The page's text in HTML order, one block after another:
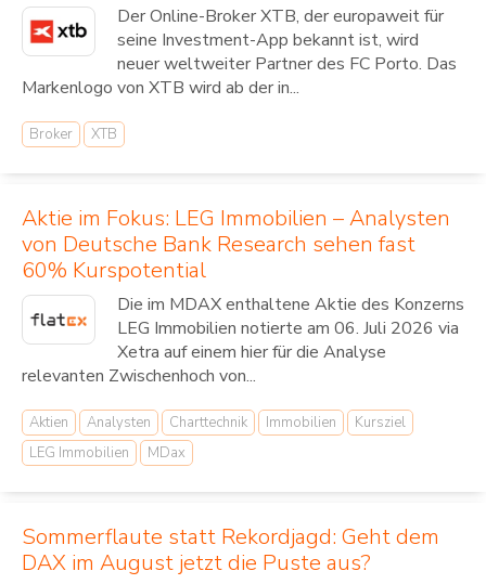
Der Online-Broker XTB, der europaweit für
seine Investment-App bekannt ist, wird
neuer weltweiter Partner des FC Porto. Das
Markenlogo von XTB wird ab der in...
Broker XTB
Aktie im Fokus: LEG Immobilien – Analysten
von Deutsche Bank Research sehen fast
60% Kurspotential
Die im MDAX enthaltene Aktie des Konzerns
LEG Immobilien notierte am 06. Juli 2026 via
Xetra auf einem hier für die Analyse
relevanten Zwischenhoch von...
Aktien Analysten Charttechnik Immobilien
Kursziel
LEG Immobilien
MDax
Sommerflaute statt Rekordjagd: Geht dem
DAX im August jetzt die Puste aus?